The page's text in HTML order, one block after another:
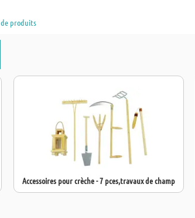
produits
Accessoires pour crèche - 7 pces,travaux de champ